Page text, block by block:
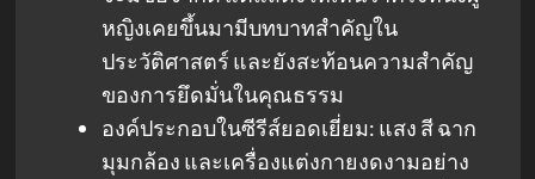
หญิงเคยขึ้นมามีบทบาทสำคัญใน
ประวัติศาสตร์ และยังสะท้อนความสำคัญ
ของการยึดมั่นในคุณธรรม
องค์ประกอบในซีรีส์ยอดเยี่ยม: แสง สี ฉาก
มุมกล้อง และเครื่องแต่งกายงดงามอย่าง